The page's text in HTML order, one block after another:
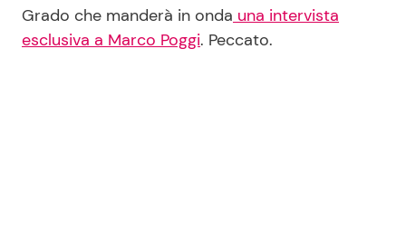
Grado che manderà in onda una intervista
esclusiva a Marco Poggi. Peccato.